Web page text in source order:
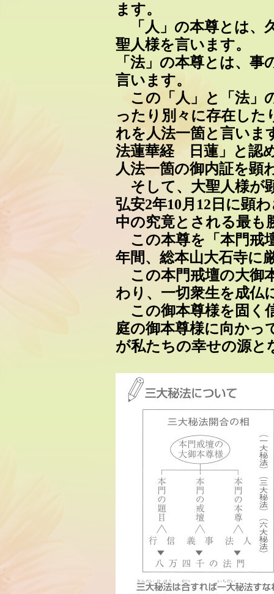
ます。
「人」の本尊とは、
聖人様を言います。
「法」の本尊とは、
言います。
この「人」と「法」
ったり別々に存在し
れを人法一箇と言いま
法蓮華経 日蓮」と認
人法一箇の御内証を顕
そして、大聖人様が
弘安2年10月12日に顕
中の究竟とされる最も
この本尊を「本門戒
年間、総本山大石寺に
この本門戒壇の大御
わり、一切衆生を成仏
この御本尊様を固く
庭の御本尊様に向かっ
が私たちの幸せの源と